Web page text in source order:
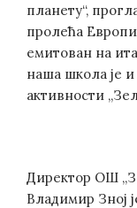
планету“,
пролећа Европи
емитован на
наша школа је
активности
Директор ОШ
Владимир Зној